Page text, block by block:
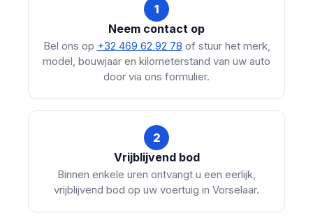
1
Neem contact op
Bel ons op +32 469 62 92 78 of stuur het merk,
model, bouwjaar en kilometerstand van uw auto
door via ons formulier.
2
Vrijblijvend bod
Binnen enkele uren ontvangt u een eerlijk,
vrijblijvend bod op uw voertuig in Vorselaar.